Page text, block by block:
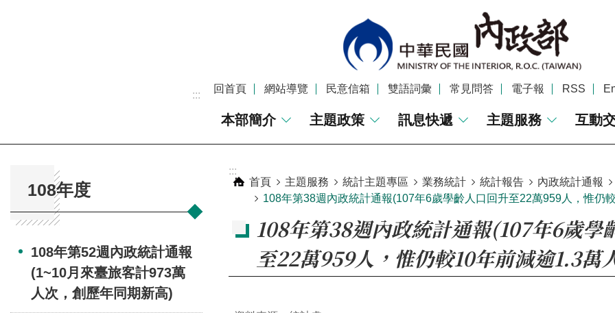
:::
回首頁 網站導覽 民意信箱 雙語詞彙 常見問答 電子報 RSS
本部簡介 主題政策 訊息快遞 主題服務 互動
108年度
108年第52週內政統計通報
(1~10月來臺旅客計973萬
人次，創歷年同期新高)
:::
首頁
主題服務 統計主題專區 業務統計 統計報告 內政統計通報
108年第38週內政統計通報(107年6歲學齡人口回升至22萬959人，惟仍
108年第38週內政統計通報(107年6歲學
至22萬959人，惟仍較10年前減逾1.3萬